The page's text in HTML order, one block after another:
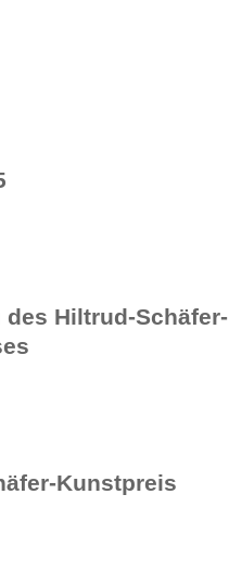
des Hiltrud-Schäfer-
Kunstpreis